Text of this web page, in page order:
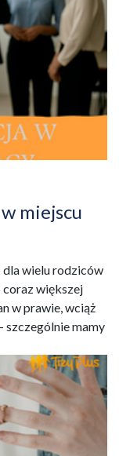
miejscu
dla wielu rodziców
coraz większej
w prawie, wciąż
szczególnie mamy